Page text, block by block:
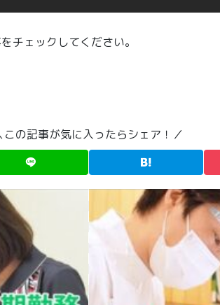
チェックしてください。
この記事が気に入ったらシェア！／